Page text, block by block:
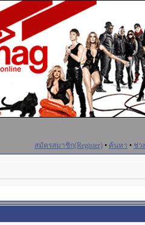
สมัครสมาชิก(Register) • ค้นหา • ช่ว